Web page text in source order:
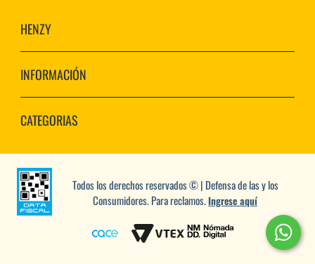
HENZY
INFORMACIÓN
CATEGORIAS
Todos los derechos reservados © | Defensa de las y los
Consumidores. Para reclamos.Ingrese aquí